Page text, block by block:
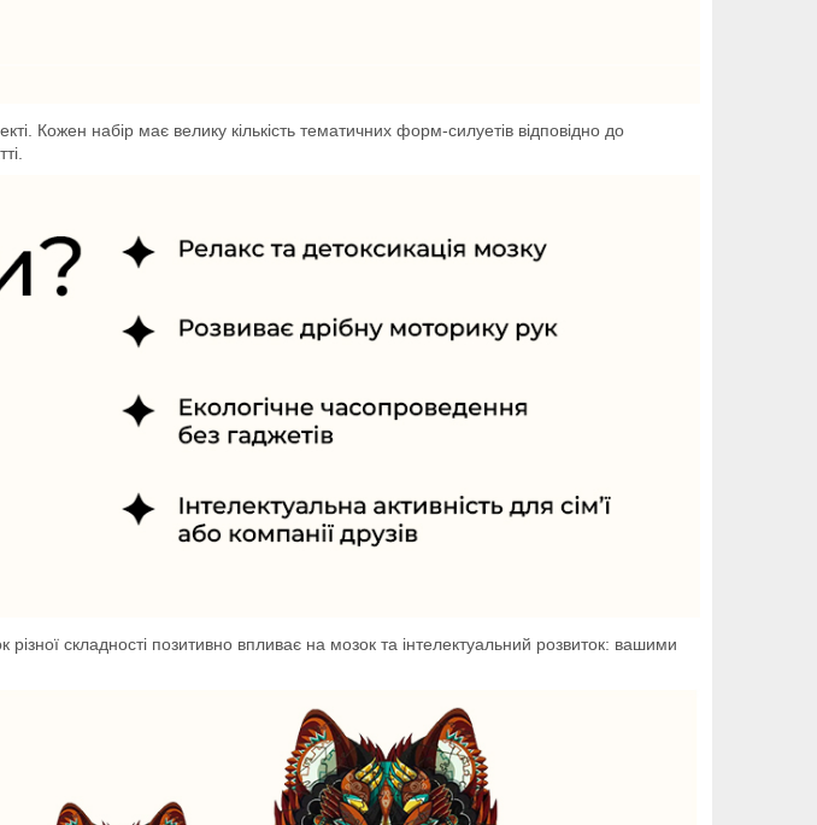
Кожен набір має велику кількість тематичних форм-силуетів відповідно до
складності позитивно впливає на мозок та інтелектуальний розвиток: вашими